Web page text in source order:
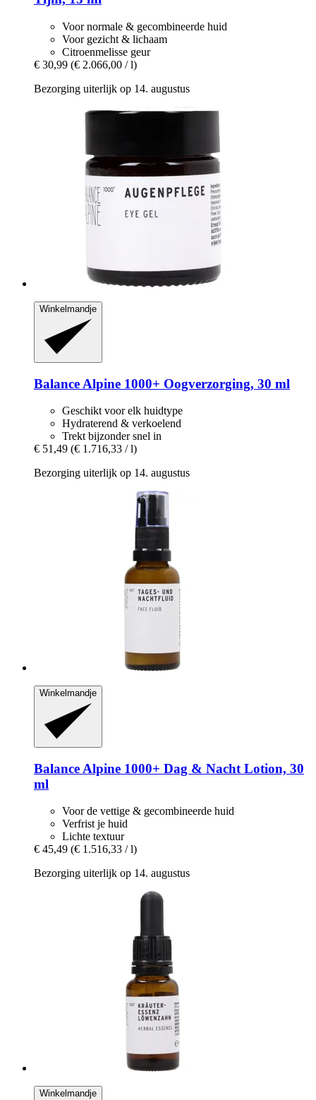
Voor normale & gecombineerde huid
Voor gezicht & lichaam
Citroenmelisse geur
€ 30,99 (€ 2.066,00 / l)
Bezorging uiterlijk op 14. augustus
Winkelmandje
Balance Alpine 1000+ Oogverzorging, 30 ml
Geschikt voor elk huidtype
Hydraterend & verkoelend
Trekt bijzonder snel in
€ 51,49 (€ 1.716,33 / l)
Bezorging uiterlijk op 14. augustus
Winkelmandje
Balance Alpine 1000+ Dag & Nacht Lotion, 30
ml
Voor de vettige & gecombineerde huid
Verfrist je huid
Lichte textuur
€ 45,49 (€ 1.516,33 / l)
Bezorging uiterlijk op 14. augustus
Winkelmandje